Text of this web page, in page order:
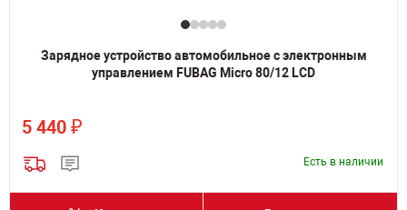
Зарядное устройство автомобильное с электронным
управлением FUBAG Micro 80/12 LCD
5 440 ₽
Есть в наличии